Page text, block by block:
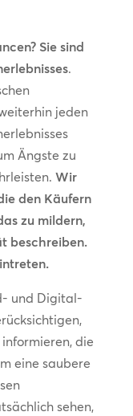
Sie sind
.
jeden
Ängste zu
Wir
den Käufern
zu mildern,
beschreiben.
und Digital-
die
eine saubere
sehen,